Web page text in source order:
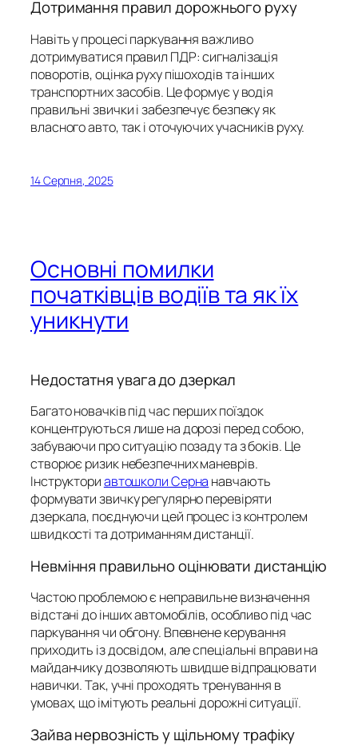
Дотримання правил дорожнього руху
Навіть у процесі паркування важливо
дотримуватися правил ПДР: сигналізація
поворотів, оцінка руху пішоходів та інших
транспортних засобів. Це формує у водія
правильні звички і забезпечує безпеку як
власного авто, так і оточуючих учасників руху.
14 Серпня, 2025
Основні помилки
початківців водіїв та як їх
уникнути
Недостатня увага до дзеркал
Багато новачків під час перших поїздок
концентруються лише на дорозі перед собою,
забуваючи про ситуацію позаду та з боків. Це
створює ризик небезпечних маневрів.
Інструкториавтошколи Серна навчають
формувати звичку регулярно перевіряти
дзеркала, поєднуючи цей процес із контролем
швидкості та дотриманням дистанції.
Невміння правильно оцінювати дистанцію
Частою проблемою є неправильне визначення
відстані до інших автомобілів, особливо під час
паркування чи обгону. Впевнене керування
приходить із досвідом, але спеціальні вправи на
майданчику дозволяють швидше відпрацювати
навички. Так, учні проходять тренування в
умовах, що імітують реальні дорожні ситуації.
Зайва нервозність у щільному трафіку